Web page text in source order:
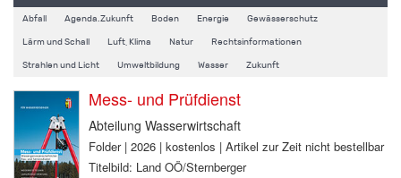
Abfall Agenda.Zukunft Boden Energie Gewässerschutz
Lärm und Schall Luft, Klima Natur Rechtsinformationen
Strahlen und Licht Umweltbildung Wasser Zukunft
Mess- und Prüfdienst
Abteilung Wasserwirtschaft
Folder | 2026 | kostenlos | Artikel zur Zeit nicht bestellbar
Titelbild: Land OÖ/Sternberger